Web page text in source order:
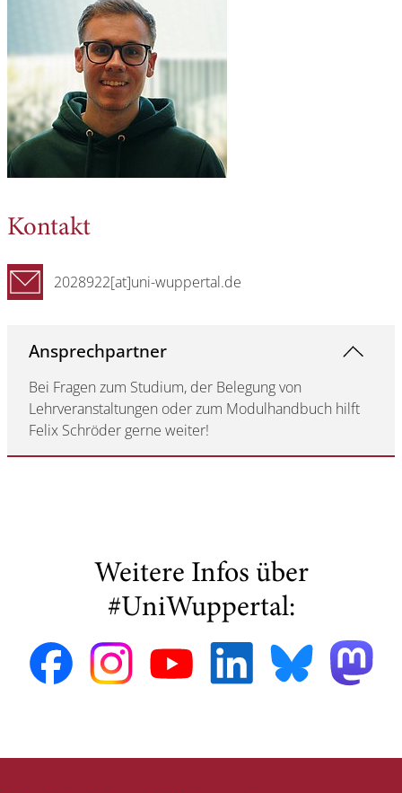
Kontakt
2028922[at]uni-wuppertal.de
Ansprechpartner
Bei Fragen zum Studium, der Belegung von
Lehrveranstaltungen oder zum Modulhandbuch hilft
Felix Schröder gerne weiter!
Weitere Infos über
#UniWuppertal: